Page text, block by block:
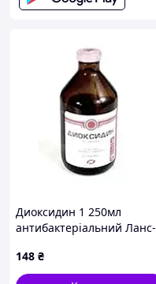
Диоксидин 1 250мл
антибактеріальний Ланс-
148 ₴